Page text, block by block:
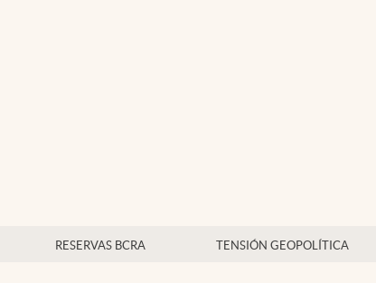
RESERVAS BCRA TENSIÓN GEOPOLÍTICA